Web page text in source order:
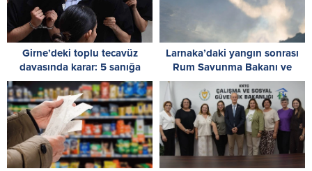
Girne’deki toplu tecavüz
davasında karar: 5 sanığa
toplam 55 yıl hapis
Larnaka’daki yangın sonrası
Rum Savunma Bakanı ve
RMMO Komutanı özür diledi